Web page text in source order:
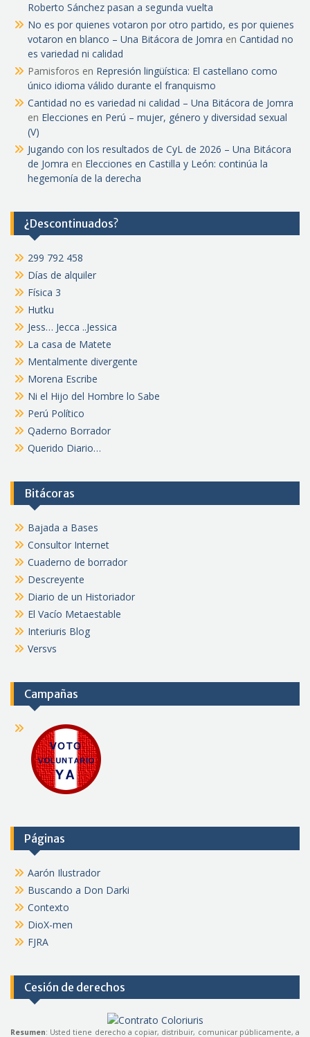
Roberto Sánchez pasan a segunda vuelta
No es por quienes votaron por otro partido, es por quienes
votaron en blanco – Una Bitácora de Jomra en Cantidad no
es variedad ni calidad
Pamisforos en Represión lingüística: El castellano como
único idioma válido durante el franquismo
Cantidad no es variedad ni calidad – Una Bitácora de Jomra
en Elecciones en Perú – mujer, género y diversidad sexual
(V)
Jugando con los resultados de CyL de 2026 – Una Bitácora
de Jomra en Elecciones en Castilla y León: continúa la
hegemonía de la derecha
¿Descontinuados?
299 792 458
Días de alquiler
Física 3
Hutku
Jess… Jecca ..Jessica
La casa de Matete
Mentalmente divergente
Morena Escribe
Ni el Hijo del Hombre lo Sabe
Perú Político
Qaderno Borrador
Querido Diario…
Bitácoras
Bajada a Bases
Consultor Internet
Cuaderno de borrador
Descreyente
Diario de un Historiador
El Vacío Metaestable
Interiuris Blog
Versvs
Campañas
Páginas
Aarón Ilustrador
Buscando a Don Darki
Contexto
DioX-men
FJRA
Cesión de derechos
Resumen: Usted tiene derecho a copiar, distribuir, comunicar públicamente, a